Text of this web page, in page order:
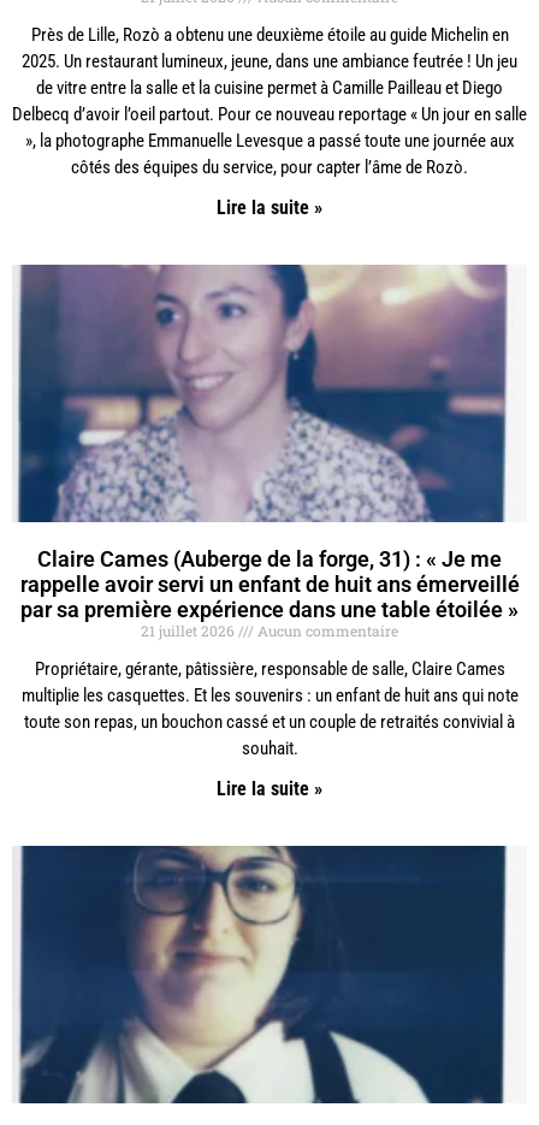
Près de Lille, Rozò a obtenu une deuxième étoile au guide Michelin en
2025. Un restaurant lumineux, jeune, dans une ambiance feutrée ! Un jeu
de vitre entre la salle et la cuisine permet à Camille Pailleau et Diego
Delbecq d’avoir l’oeil partout. Pour ce nouveau reportage « Un jour en salle
», la photographe Emmanuelle Levesque a passé toute une journée aux
côtés des équipes du service, pour capter l’âme de Rozò.
Lire la suite »
Claire Cames (Auberge de la forge, 31) : « Je me
rappelle avoir servi un enfant de huit ans émerveillé
par sa première expérience dans une table étoilée »
21 juillet 2026 Aucun commentaire
Propriétaire, gérante, pâtissière, responsable de salle, Claire Cames
multiplie les casquettes. Et les souvenirs : un enfant de huit ans qui note
toute son repas, un bouchon cassé et un couple de retraités convivial à
souhait.
Lire la suite »